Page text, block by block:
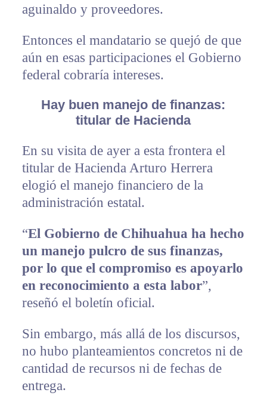
aguinaldo y proveedores.
Entonces el mandatario se quejó de que
aún en esas participaciones el Gobierno
federal cobraría intereses.
Hay buen manejo de finanzas:
titular de Hacienda
En su visita de ayer a esta frontera el
titular de Hacienda Arturo Herrera
elogió el manejo financiero de la
administración estatal.
“El Gobierno de Chihuahua ha hecho
un manejo pulcro de sus finanzas,
por lo que el compromiso es apoyarlo
en reconocimiento a esta labor”,
reseñó el boletín oficial.
Sin embargo, más allá de los discursos,
no hubo planteamientos concretos ni de
cantidad de recursos ni de fechas de
entrega.